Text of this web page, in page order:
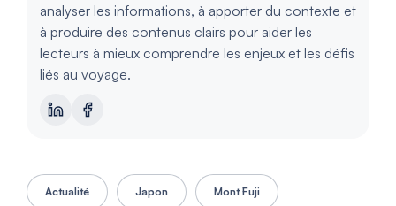
analyser les informations, à apporter du contexte et
à produire des contenus clairs pour aider les
lecteurs à mieux comprendre les enjeux et les défis
liés au voyage.
Actualité Japon Mont Fuji